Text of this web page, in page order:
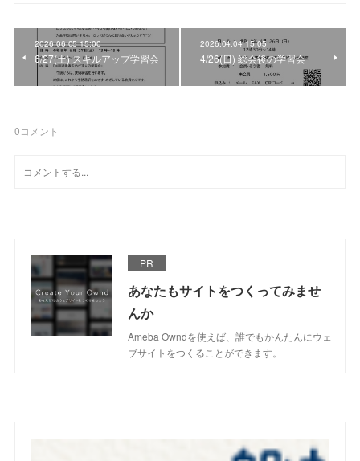
2026.06.05 15:00
6/27(土) スキルアップ学習会
2026.04.04 15:05
4/26(日) 総会後の学習会
0コメント
PR
あなたもサイトをつくってみませ
んか
Ameba Owndを使えば、誰でもかんたんにウェ
ブサイトをつくることができます。